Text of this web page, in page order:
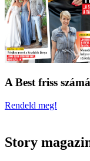
A Best friss
Rendeld meg!
Story